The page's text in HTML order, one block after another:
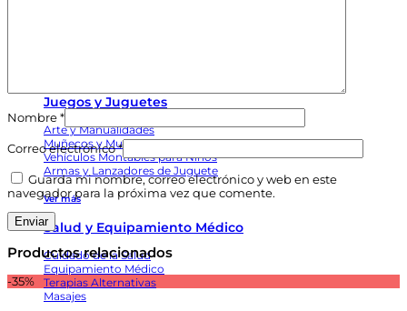
Juegos y Juguetes
Arte y Manualidades
Muñecos y Muñecas
Vehículos Montables para Niños
Armas y Lanzadores de Juguete
Ver más
Salud y Equipamiento Médico
Cuidado de la Salud
Equipamiento Médico
Terapias Alternativas
Masajes
Nombre *
Correo electrónico*
Guarda mi nombre, correo electrónico y web en este
navegador para la próxima vez que comente.
Productos relacionados
-35%